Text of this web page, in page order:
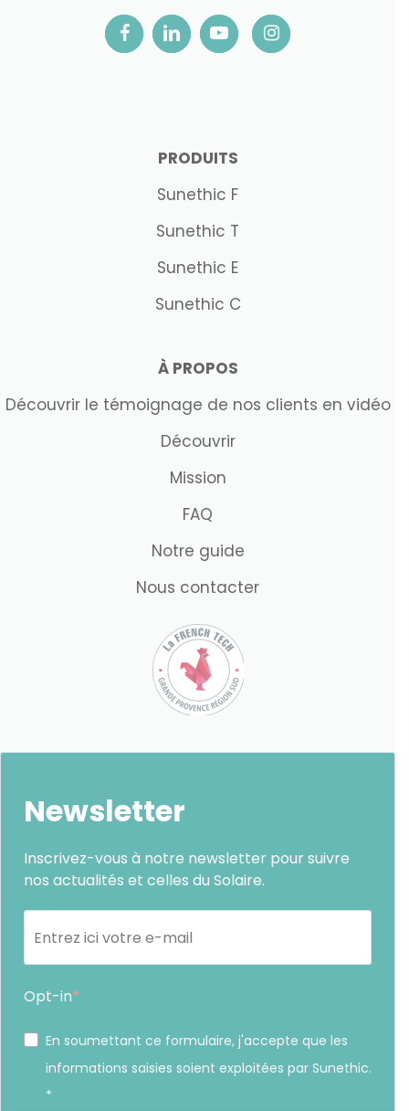
PRODUITS
Sunethic F
Sunethic T
Sunethic E
Sunethic C
À PROPOS
Découvrir le témoignage de nos clients en vidéo
Découvrir
Mission
FAQ
Notre guide
Nous contacter
Newsletter
Inscrivez-vous à notre newsletter pour suivre
nos actualités et celles du Solaire.
Opt-in
En soumettant ce formulaire, j'accepte que les
informations saisies soient exploitées par Sunethic.
*